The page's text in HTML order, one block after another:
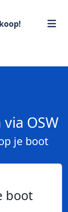
OSW
je boot
boot